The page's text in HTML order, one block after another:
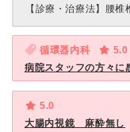
【診療・治療法】
腰椎
循環器内科
5.0
病院スタッフの方々に
5.0
大腸内視鏡 麻酔無し